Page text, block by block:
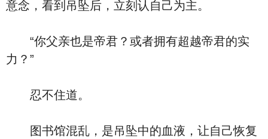
意念，看到吊坠后，立刻认自己为主。
“你父亲也是帝君？或者拥有超越帝君的实
力？”
忍不住道。
图书馆混乱，是吊坠中的血液，让自己恢复